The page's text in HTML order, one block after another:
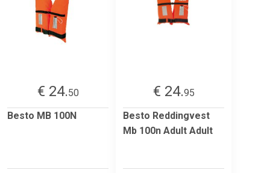
€ 24.50
Besto MB 100N
€ 24.95
Besto Reddingvest
Mb 100n Adult Adult